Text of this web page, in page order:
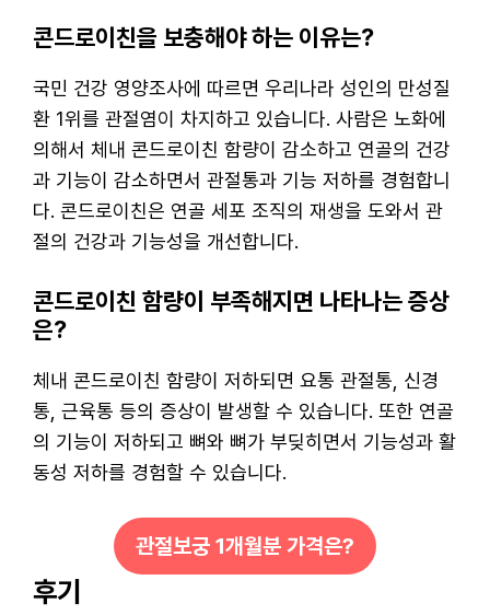
콘드로이친을 보충해야 하는 이유는?
국민 건강 영양조사에 따르면 우리나라 성인의 만성질
환 1위를 관절염이 차지하고 있습니다. 사람은 노화에
의해서 체내 콘드로이친 함량이 감소하고 연골의 건강
과 기능이 감소하면서 관절통과 기능 저하를 경험합니
다. 콘드로이친은 연골 세포 조직의 재생을 도와서 관
절의 건강과 기능성을 개선합니다.
콘드로이친 함량이 부족해지면 나타나는 증상
은?
체내 콘드로이친 함량이 저하되면 요통 관절통, 신경
통, 근육통 등의 증상이 발생할 수 있습니다. 또한 연골
의 기능이 저하되고 뼈와 뼈가 부딪히면서 기능성과 활
동성 저하를 경험할 수 있습니다.
관절보궁 1개월분 가격은?
후기